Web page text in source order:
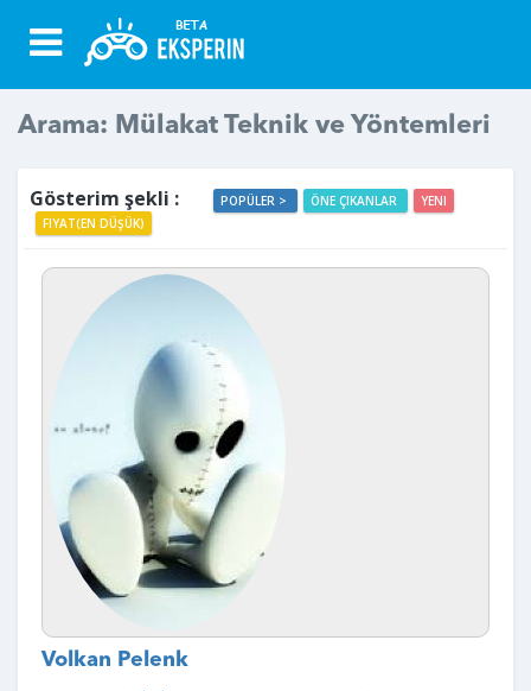
Arama: Mülakat Teknik ve Yöntemleri
Gösterim şekli : POPÜLER > ÖNE ÇIKANLAR
YENI
FIYAT(EN DÜŞÜK)
Volkan Pelenk